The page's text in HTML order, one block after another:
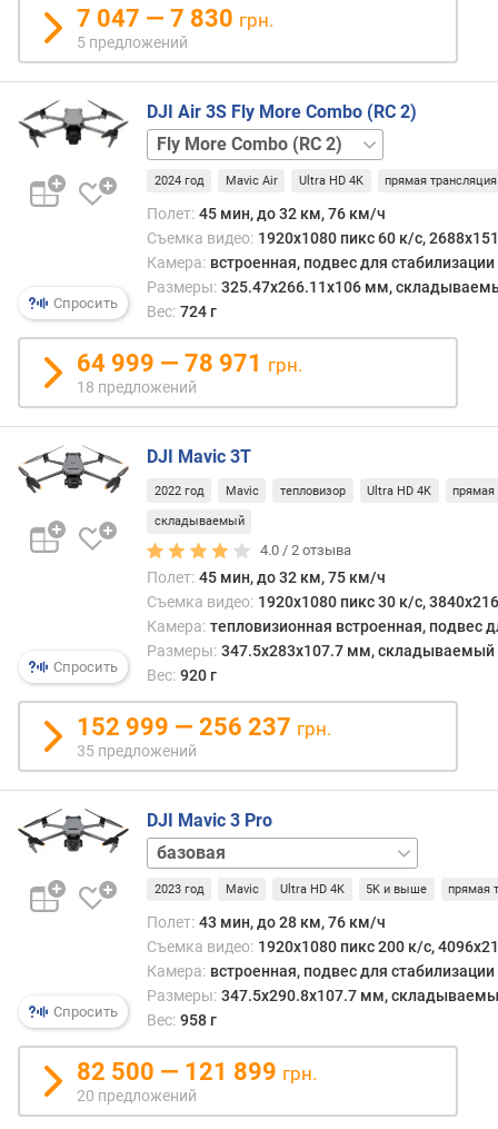
р
а
м
ы
д
а
с
т
ь
п
о
л
е
т
(
к
а
к
с
.
в
р
м
о
л
(
м
н
7 047 — 7 830 грн.
5 предложений
Спросить
DJI Air 3S Fly More Combo (RC 2)
Fly
More
Combo
(RC-
N3)базовая
2024 год Mavic Air Ultra HD 4K прямая
Полет: 45 мин, до 32 км, 76 км/ч
Съемка видео: 1920x1080 пикс 60 к/с,
Камера: встроенная, подвес для стабилизации
Размеры: 325.47x266.11x106 мм,
Вес: 724 г
64 999 — 78 971 грн.
18 предложений
Спросить
DJI Mavic 3T
2022 год Mavic тепловизор Ultra HD 4K прямая
складываемый
4.0 /2 отзыва
Полет: 45 мин, до 32 км, 75 км/ч
Съемка видео: 1920x1080 пикс 30 к/с,
Камера: тепловизионная встроенная, подвес
Размеры: 347.5x283x107.7 мм, складываемый
Вес: 920 г
152 999 — 256 237 грн.
35 предложений
Спросить
DJI Mavic 3 Pro
Cine
Premium
ComboFly
More
Combo
(DJI
RC)
More
RC
Pro)
2023 год Mavic Ultra HD 4K 5K и выше прямая
Полет: 43 мин, до 28 км, 76 км/ч
Съемка видео: 1920x1080 пикс 200 к/с,
Камера: встроенная, подвес для стабилизации
Размеры: 347.5x290.8x107.7 мм,
Вес: 958 г
82 500 — 121 899 грн.
20 предложений